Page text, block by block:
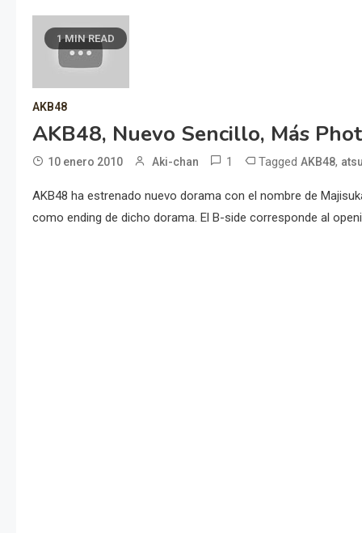
1 MIN READ
AKB48
AKB48, Nuevo Sencillo, Más
10 enero 2010 Aki-chan 1 Tagged AKB48,
AKB48 ha estrenado nuevo dorama con el nombre de
como ending de dicho dorama. El B-side corresponde al